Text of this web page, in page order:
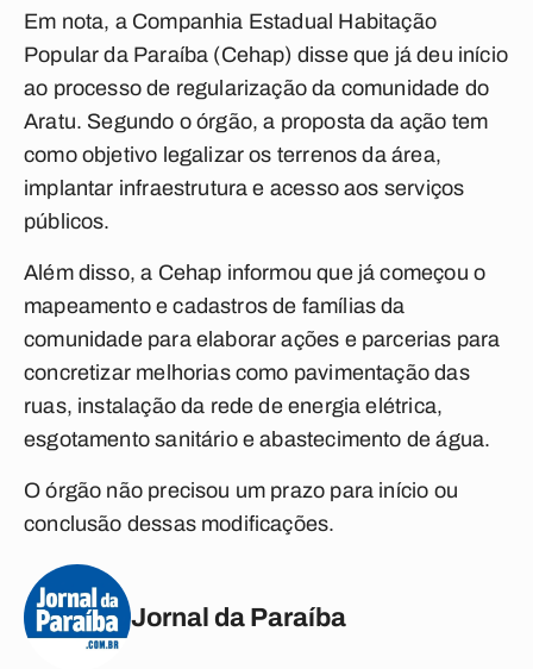
Em nota, a Companhia Estadual Habitação
Popular da Paraíba (Cehap) disse que já deu início
ao processo de regularização da comunidade do
Aratu. Segundo o órgão, a proposta da ação tem
como objetivo legalizar os terrenos da área,
implantar infraestrutura e acesso aos serviços
públicos.
Além disso, a Cehap informou que já começou o
mapeamento e cadastros de famílias da
comunidade para elaborar ações e parcerias para
concretizar melhorias como pavimentação das
ruas, instalação da rede de energia elétrica,
esgotamento sanitário e abastecimento de água.
O órgão não precisou um prazo para início ou
conclusão dessas modificações.
Jornal da Paraíba